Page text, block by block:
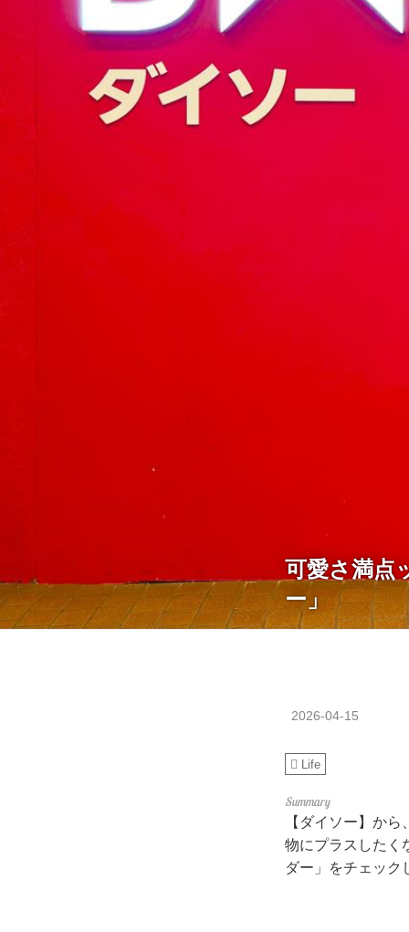
可愛さ満点
ー」
2026-04-15
Life
【ダイソー】か
物にプラスしたく
ダー」をチェック